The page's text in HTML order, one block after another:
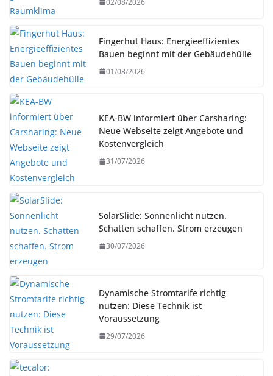
Fingerhut Haus: Energieeffizientes
Bauen beginnt mit der Gebäudehülle
01/08/2026
KEA-BW informiert über Carsharing:
Neue Webseite zeigt Angebote und
Kostenvergleich
31/07/2026
SolarSlide: Sonnenlicht nutzen.
Schatten schaffen. Strom erzeugen
30/07/2026
Dynamische Stromtarife richtig
nutzen: Diese Technik ist
Voraussetzung
29/07/2026